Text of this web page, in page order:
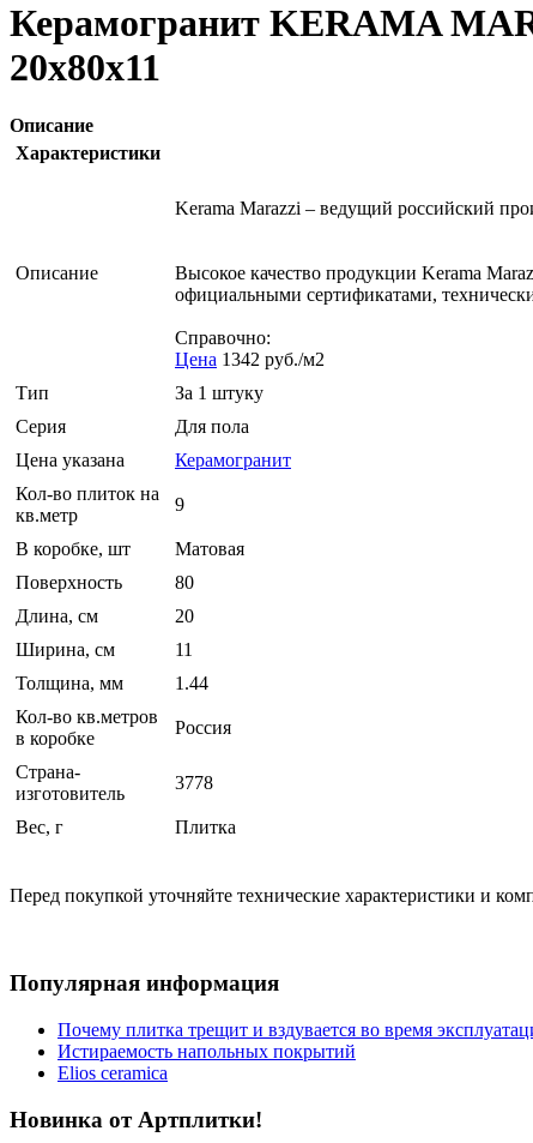
Керамогранит KERAMA
20х80х11
Описание
Характеристики
Описание
Kerama Marazzi – ведущий российский
Высокое качество продукции Kerama
официальными сертификатами,
Справочно:
Цена 1342 руб./м2
Тип
За 1 штуку
Серия
Для пола
Цена указана
Керамогранит
Кол-во плиток на
кв.метр
9
В коробке, шт
Матовая
Поверхность
80
Длина, см
20
Ширина, см
11
Толщина, мм
1.44
Кол-во кв.метров
в коробке
Россия
Страна-
изготовитель
3778
Вес, г Плитка
Перед покупкой уточняйте технические характеристики и
Популярная информация
Почему плитка трещит и вздувается во время
Истираемость напольных покрытий
Elios ceramica
Новинка от Артплитки!